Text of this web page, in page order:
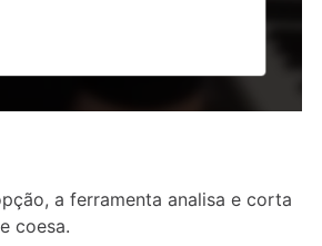
a ferramenta analisa e corta
coesa.